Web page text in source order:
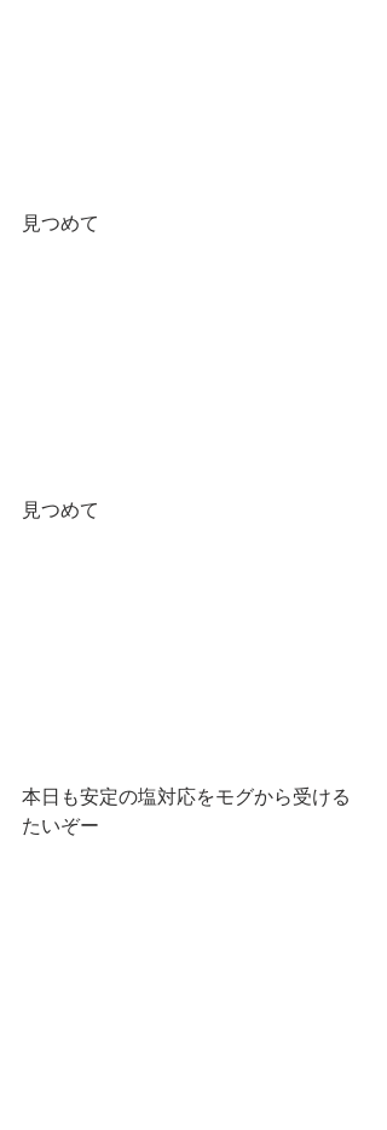
見つめて
見つめて
本日も安定の塩対応をモグから受ける
たいぞー